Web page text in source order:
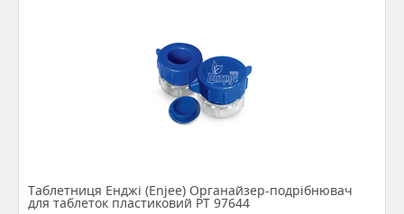
Таблетниця Енджі (Enjee) Органайзер-подрібнювач
для таблеток пластиковий РТ 97644